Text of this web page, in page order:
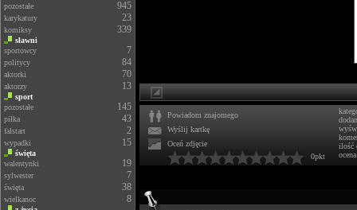
pozostałe 945
karykatury 23
komiksy 339
sławni
sportowcy
7
politycy 84
aktorki 70
aktorzy 13
sport
pozostałe
145
piłka 43
falstart 2
wypadki 15
święta
walentynki
19
sylwester 7
święta 38
wielkanoc 8
Powiadom znajomego
Wyślij kartkę
Oceń zdjęcie
0pkt
ilość
ocena